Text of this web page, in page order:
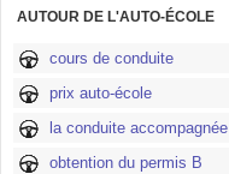
AUTOUR DE L'AUTO-ÉCOLE
cours de conduite
prix auto-école
la conduite accompagnée
obtention du permis B